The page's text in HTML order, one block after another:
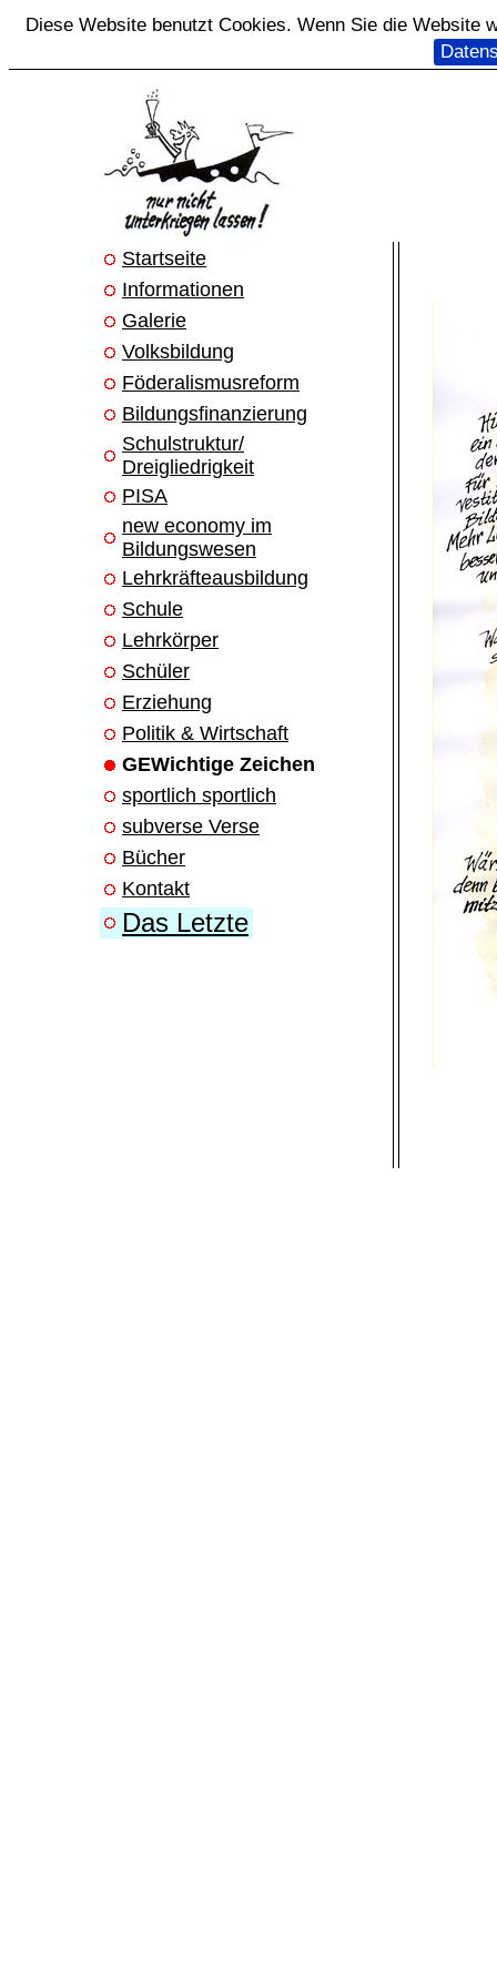
Diese Website benutzt Cookies. Wenn Sie die Website
Startseite
Informationen
Galerie
Volksbildung
Föderalismusreform
Bildungsfinanzierung
Schulstruktur/
Dreigliedrigkeit
PISA
new economy im
Bildungswesen
Lehrkräfteausbildung
Schule
Lehrkörper
Schüler
Erziehung
Politik & Wirtschaft
GEWichtige Zeichen
sportlich sportlich
subverse Verse
Bücher
Kontakt
Das Letzte